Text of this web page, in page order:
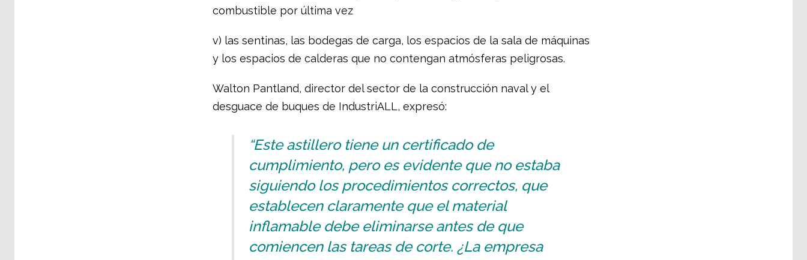
combustible por última vez
v) las sentinas, las bodegas de carga, los espacios de la sala de máquinas
y los espacios de calderas que no contengan atmósferas peligrosas.
Walton Pantland, director del sector de la construcción naval y el
desguace de buques de IndustriALL, expresó:
“Este astillero tiene un certificado de
cumplimiento, pero es evidente que no estaba
siguiendo los procedimientos correctos, que
establecen claramente que el material
inflamable debe eliminarse antes de que
comiencen las tareas de corte. ¿La empresa